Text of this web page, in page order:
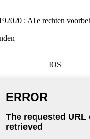
: Alle rechten
IOS